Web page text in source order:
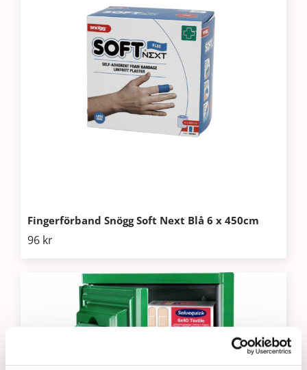
Fingerförband Snögg Soft Next Blå 6 x 450cm
96 kr